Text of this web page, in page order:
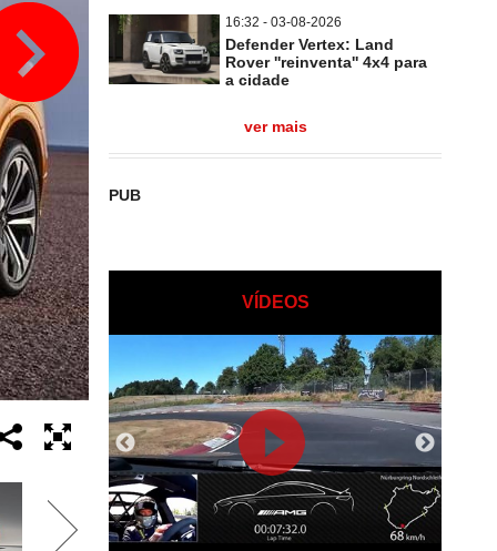
16:32 - 03-08-2026
Defender Vertex: Land
Rover ''reinventa'' 4x4 para
a cidade
ver mais
PUB
VÍDEOS